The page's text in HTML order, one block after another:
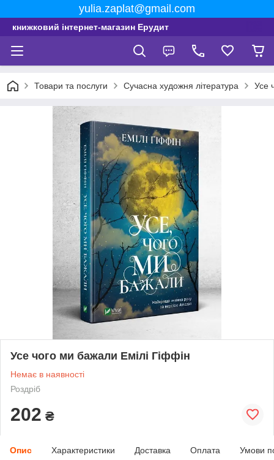
yulia.zaplat@gmail.com
книжковий інтернет-магазин Ерудит
Товари та послуги Сучасна художня література Усе
Усе чого ми бажали Емілі Гіффін
Немає в наявності
Роздріб
202 ₴
Опис Характеристики Доставка Оплата Умови